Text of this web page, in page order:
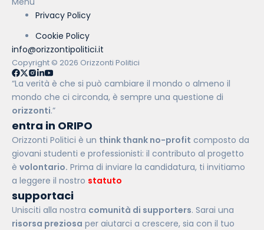
Privacy Policy
Cookie Policy
info@orizzontipolitici.it
Copyright © 2026 Orizzonti Politici
“La verità è che si può cambiare il mondo o almeno il
mondo che ci circonda, è sempre una questione di
orizzonti.”
entra in ORIPO
Orizzonti Politici è un think thank no-profit composto da
giovani studenti e professionisti: il contributo al progetto
è volontario. Prima di inviare la candidatura, ti invitiamo
a leggere il nostro statuto
supportaci
Unisciti alla nostra comunità di supporters. Sarai una
risorsa preziosa per aiutarci a crescere, sia con il tuo